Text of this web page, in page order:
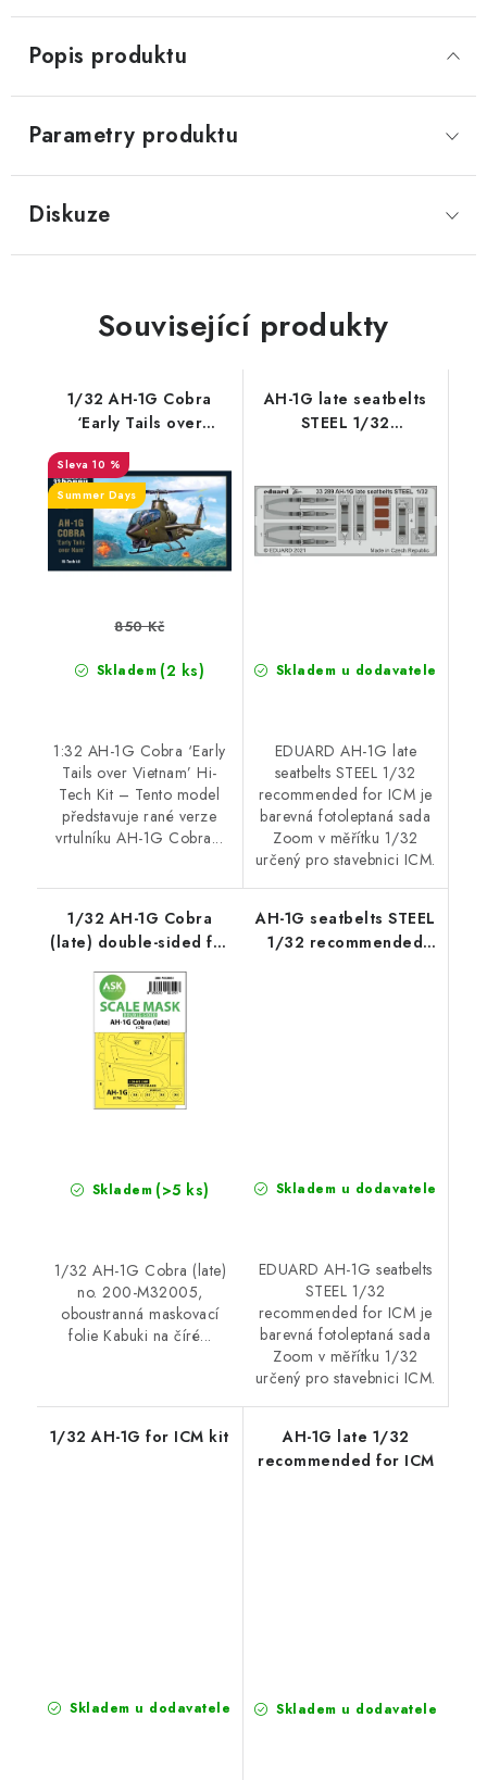
Popis produktu
Parametry produktu
Diskuze
Související produkty
1/32 AH-1G Cobra
‘Early Tails over
Vietnam’ Hi-Tech Kit
10 %
Summer Days
Skladem (2 ks)
850 Kč
1:32 AH-1G Cobra ‘Early
Tails over Vietnam’ Hi-
Tech Kit – Tento model
představuje rané verze
vrtulníku AH-1G Cobra...
AH-1G late seatbelts
STEEL 1/32
Skladem u dodavatele
EDUARD AH-1G late
seatbelts STEEL 1/32
recommended for ICM je
barevná fotoleptaná sada
Zoom v měřítku 1/32
určený pro stavebnici ICM.
1/32 AH-1G Cobra
(late) double-sided for
Skladem (>5 ks)
1/32 AH-1G Cobra (late)
no. 200-M32005,
oboustranná maskovací
folie Kabuki na číré...
AH-1G seatbelts STEEL
1/32 recommended
Skladem u dodavatele
EDUARD AH-1G seatbelts
STEEL 1/32
recommended for ICM je
barevná fotoleptaná sada
Zoom v měřítku 1/32
určený pro stavebnici ICM.
1/32 AH-1G for ICM kit
Skladem u dodavatele
AH-1G late 1/32
recommended for ICM
Skladem u dodavatele